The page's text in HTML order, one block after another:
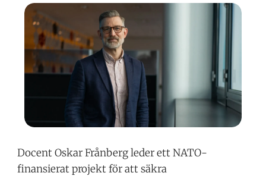
Docent Oskar Frånberg leder ett NATO-
finansierat projekt för att säkra